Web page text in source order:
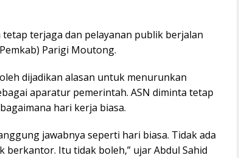
terjaga dan pelayanan publik berjalan
Parigi Moutong.
dijadikan alasan untuk menurunkan
aparatur pemerintah. ASN diminta tetap
hari kerja biasa.
jawabnya seperti hari biasa. Tidak ada
berkantor. Itu tidak boleh,” ujar Abdul Sahid